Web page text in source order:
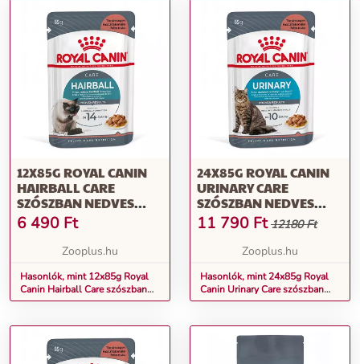
12X85G ROYAL CANIN
HAIRBALL CARE
SZÓSZBAN NEDVES
MACSKATÁP
6 490 Ft
Zooplus.hu
Hasonlók, mint 12x85g Royal
Canin Hairball Care szószban
nedves macskatáp
24X85G ROYAL CANIN
URINARY CARE
SZÓSZBAN NEDVES
MACSKATÁP
11 790 Ft 12180 Ft
Zooplus.hu
Hasonlók, mint 24x85g Royal
Canin Urinary Care szószban
nedves macskatáp